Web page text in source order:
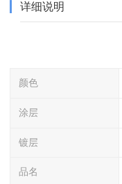
详细说明
颜色
涂层
镀层
品名